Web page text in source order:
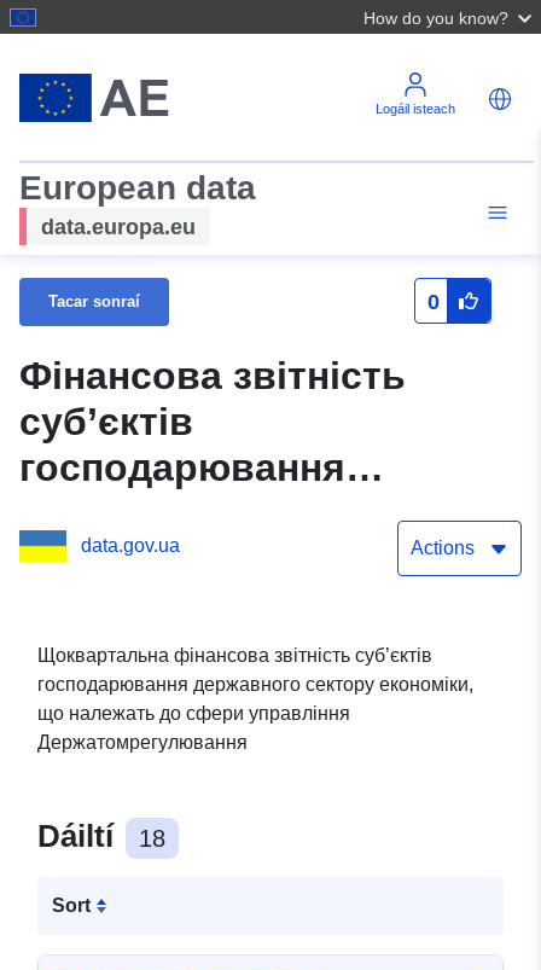
How do you know?
Logáil isteach
European data
data.europa.eu
Tacar sonraí 0
Фінансова звітність
суб’єктів
господарювання
державного сектору
економіки, що належать
Держатомрегулювання
data.gov.ua Actions
Щоквартальна фінансова звітність суб’єктів
господарювання державного сектору економіки,
що належать до сфери управління
Держатомрегулювання
Dáiltí 18
Sort